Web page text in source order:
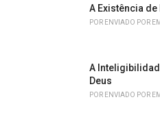
A Existência
POR ENVIADO POR
A
Deus
POR ENVIADO POR